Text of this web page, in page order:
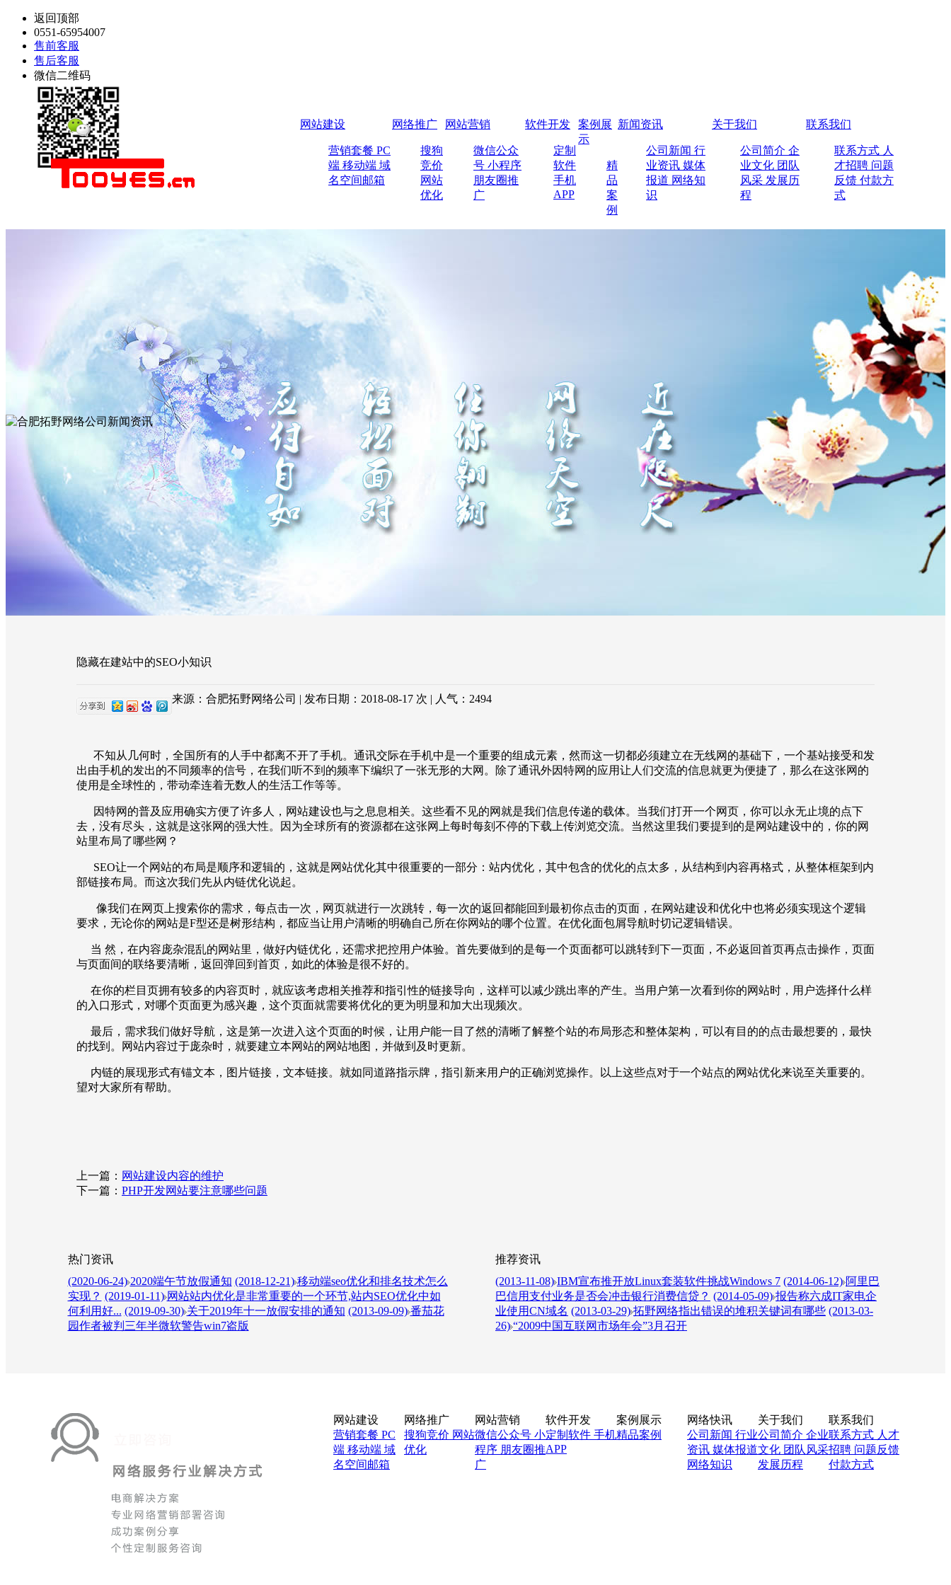
返回顶部
0551-65954007
售前客服
售后客服
微信二维码
网站建设
营销套餐 PC
端 移动端 域
名空间邮箱
网络推广
搜狗
竞价
网站
优化
网站营销
微信公众
号 小程序
朋友圈推
广
软件开发
定制
软件
手机
APP
案例展
示
精
品
案
例
新闻资讯
公司新闻 行
业资讯 媒体
报道 网络知
识
关于我们
公司简介 企
业文化 团队
风采 发展历
程
联系我们
联系方式 人
才招聘 问题
反馈 付款方
式
隐藏在建站中的SEO小知识
来源：合肥拓野网络公司 | 发布日期：2018-08-17 次 | 人气： 2494
不知从几何时，全国所有的人手中都离不开了手机。通讯交际在手机中是一个重要的组成元素，然而这一切都必须建立在无线网的基础下，一个基站接受和发
出由手机的发出的不同频率的信号，在我们听不到的频率下编织了一张无形的大网。除了通讯外因特网的应用让人们交流的信息就更为便捷了，那么在这张网的
使用是全球性的，带动牵连着无数人的生活工作等等。
因特网的普及应用确实方便了许多人，网站建设也与之息息相关。这些看不见的网就是我们信息传递的载体。当我们打开一个网页，你可以永无止境的点下
去，没有尽头，这就是这张网的强大性。因为全球所有的资源都在这张网上每时每刻不停的下载上传浏览交流。当然这里我们要提到的是网站建设中的，你的网
站里布局了哪些网？
SEO让一个网站的布局是顺序和逻辑的，这就是网站优化其中很重要的一部分：站内优化，其中包含的优化的点太多，从结构到内容再格式，从整体框架到内
部链接布局。而这次我们先从内链优化说起。
像我们在网页上搜索你的需求，每点击一次，网页就进行一次跳转，每一次的返回都能回到最初你点击的页面，在网站建设和优化中也将必须实现这个逻辑
要求，无论你的网站是F型还是树形结构，都应当让用户清晰的明确自己所在你网站的哪个位置。在优化面包屑导航时切记逻辑错误。
当 然，在内容庞杂混乱的网站里，做好内链优化，还需求把控用户体验。首先要做到的是每一个页面都可以跳转到下一页面，不必返回首页再点击操作，页面
与页面间的联络要清晰，返回弹回到首页，如此的体验是很不好的。
在你的栏目页拥有较多的内容页时，就应该考虑相关推荐和指引性的链接导向，这样可以减少跳出率的产生。当用户第一次看到你的网站时，用户选择什么样
的入口形式，对哪个页面更为感兴趣，这个页面就需要将优化的更为明显和加大出现频次。
最后，需求我们做好导航，这是第一次进入这个页面的时候，让用户能一目了然的清晰了解整个站的布局形态和整体架构，可以有目的的点击最想要的，最快
的找到。网站内容过于庞杂时，就要建立本网站的网站地图，并做到及时更新。
内链的展现形式有锚文本，图片链接，文本链接。就如同道路指示牌，指引新来用户的正确浏览操作。以上这些点对于一个站点的网站优化来说至关重要的。
望对大家所有帮助。
上一篇： 网站建设内容的维护
下一篇： PHP开发网站要注意哪些问题
热门资讯
(2020-06-24) 2020端午节放假通知 (2018-12-21) 移动端seo优化和排名技术怎么
实现？ (2019-01-11) 网站站内优化是非常重要的一个环节,站内SEO优化中如
何利用好... (2019-09-30) 关于2019年十一放假安排的通知 (2013-09-09) 番茄花
园作者被判三年半微软警告win7盗版
推荐资讯
(2013-11-08) IBM宣布推开放Linux套装软件挑战Windows 7 (2014-06-12) 阿里巴
巴信用支付业务是否会冲击银行消费信贷？ (2014-05-09) 报告称六成IT家电企
业使用CN域名 (2013-03-29) 拓野网络指出错误的堆积关键词有哪些 (2013-03-
26) “2009中国互联网市场年会”3月召开
网站建设
营销套餐 PC
端 移动端 域
名空间邮箱
网络推广
搜狗竞价 网站
优化
网站营销
微信公众号 小
程序 朋友圈推
广
软件开发
定制软件 手机
APP
案例展示
精品案例
网络快讯
公司新闻 行业
资讯 媒体报道
网络知识
关于我们
公司简介 企业
文化 团队风采
发展历程
联系我们
联系方式 人才
招聘 问题反馈
付款方式